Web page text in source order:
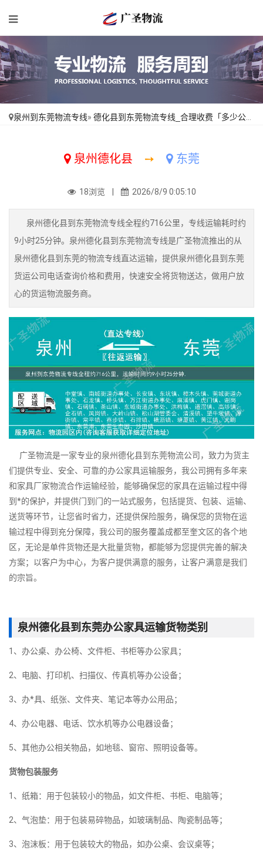
泉州到东莞物流专线» 德化县到东莞物流专线_合理收费「多少公里」
泉州德化县 ➙ 东莞
18浏览 | 2026/8/9 0:05:10
泉州德化县到东莞物流专线全程约716公里，专线运输耗时约
9小时25分钟。泉州德化县到东莞物流专线是广圣物流推出的从
泉州德化县到东莞的物流专线直达运输，提供泉州德化县到东莞
货运公司电话查询价格和费用，快速安全将货物送达，做用户放
心的货运物流服务商。
广圣物流是一家专业的泉州德化县到东莞物流公司，致力为货主
们提供专业、安全、可靠的办公家具运输服务，我公司拥有多年来
和家具厂家物流合作运输经验，能够确保您的家具在运输过程中得
到*的保护，并提供门到门的一站式服务，包括提货、包装、运输、
送货等环节，让您省时省力，还提供保险服务，确保您的货物在运
输过程中得到充分保障，我公司的服务覆盖成都至奎文区的各个地
区，无论是单件货物还是大批量货物，都能够为您提供完善的解决
方案；以客户为中心，为客户提供满意的服务，让客户满意是我们
的宗旨。
泉州德化县到东莞办公家具运输货物类别
1、办公桌、办公椅、文件柜、书柜等办公家具；
2、电脑、打印机、扫描仪、传真机等办公设备；
3、办*具、纸张、文件夹、笔记本等办公用品；
4、办公电器、电话、饮水机等办公电器设备；
5、其他办公相关物品，如地毯、窗帘、照明设备等。
货物包装服务
1、纸箱：用于包装较小的物品，如文件柜、书柜、电脑等；
2、气泡垫：用于包装易碎物品，如玻璃制品、陶瓷制品等；
3、泡沫板：用于包装较大的物品，如办公桌、会议桌等；